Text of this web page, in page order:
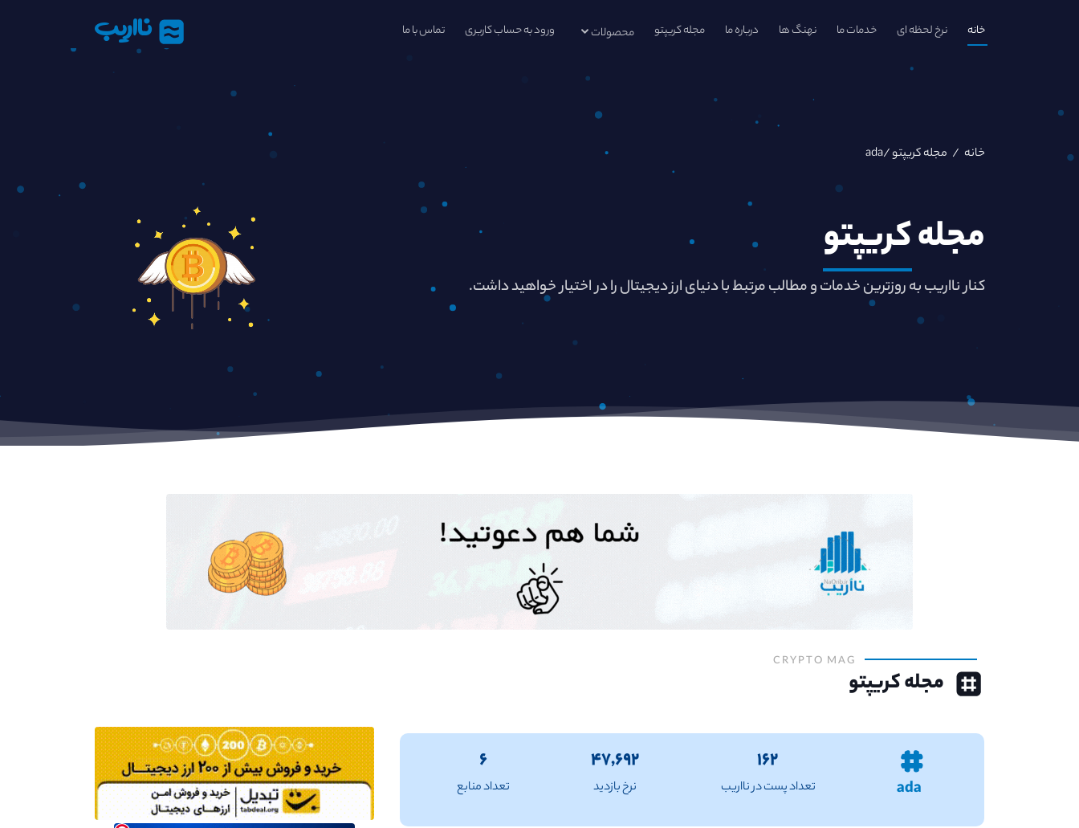
خانه نرخ لحظه ای خدمات ما نهنگ ها درباره ما مجله کریپتو محصولات ورود به حساب کاربری تماس با ما نااریب
خانه / مجله کریپتو/ada
مجلهکریپتو
کنار نااریب به روزترین خدمات و مطالب مرتبط با دنیای ارز دیجیتال را در اختیار خواهید داشت.
CRYPTO MAG
مجله کریپتو
ada
۱۶۲
تعداد پست در نااریب
۴۷,۶۹۲
نرخ بازدید
۶
تعداد منابع